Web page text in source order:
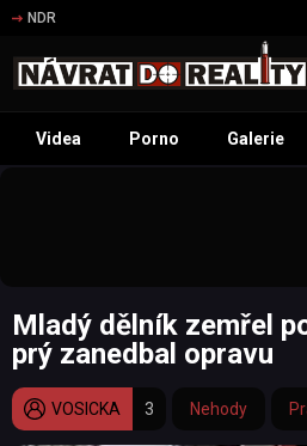
NDR
Videa Porno Galerie
Mladý dělník zemřel
prý zanedbal opravu
VOSICKA 3 Nehody